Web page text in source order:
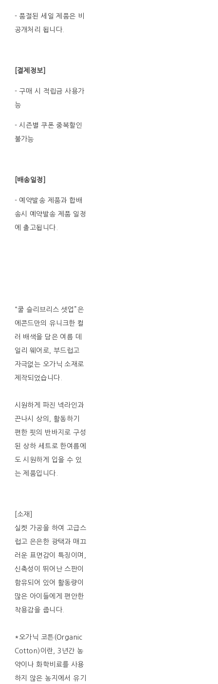
- 품절된 세일 제품은 비
공개처리 됩니다.
[결제정보]
- 구매 시 적립금 사용가
능
- 시즌별 쿠폰 중복할인
불가능
[배송일정]
- 예약발송 제품과 합배
송시 예약발송 제품 일정
에 출고됩니다.
“쿨 슬리브리스 셋업”은
에콘드만의 유니크한 컬
러 배색을 담은 여름 데
일리 웨어로, 부드럽고
자극없는 오가닉 소재로
제작되었습니다.
시원하게 파진 넥라인과
끈나시 상의, 활동하기
편한 핏의 반바지로 구성
된 상하 세트로 한여름에
도 시원하게 입을 수 있
는 제품입니다.
[소재]
실켓 가공을 하여 고급스
럽고 은은한 광택과 매끄
러운 표면감이 특징이며,
신축성이 뛰어난 스판이
함유되어 있어 활동량이
많은 아이들에게 편안한
착용감을 줍니다.
*오가닉 코튼(Organic
Cotton)이란, 3년간 농
약이나 화학비료를 사용
하지 않은 농지에서 유기